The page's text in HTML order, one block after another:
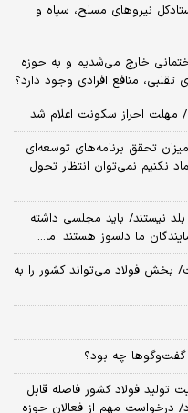
نیروهای مسلح، سپاه و
خارج می‌شدیم و به حوزه
منافع افرادی وجود دارد؟
مهلت احراز سکونت اعلام شد
تحقق برنامه‌های توسعه‌ای
نکنیم نمی‌توان انتظار تحول
بلد نیستند/ باید مجلسی داشته
ما دلسوز هستند اما...
بخش فولاد می‌تواند کشور را به
گفت‌وگوها چه بود؟
فولاد کشور فاصله قابل‌
درخواست مهم از فعالان حوزه